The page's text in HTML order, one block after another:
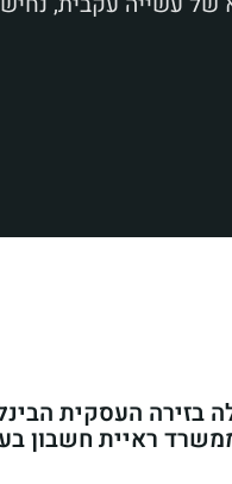
בזירה העסקית
ראיית חשבון